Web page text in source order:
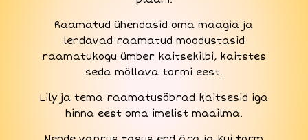
Raamatud ühendasid oma maagia ja
lendavad raamatud moodustasid
raamatukogu ümber kaitsekilbi, kaitstes
seda möllava tormi eest.
Lily ja tema raamatusõbrad kaitsesid iga
hinna eest oma imelist maailma.